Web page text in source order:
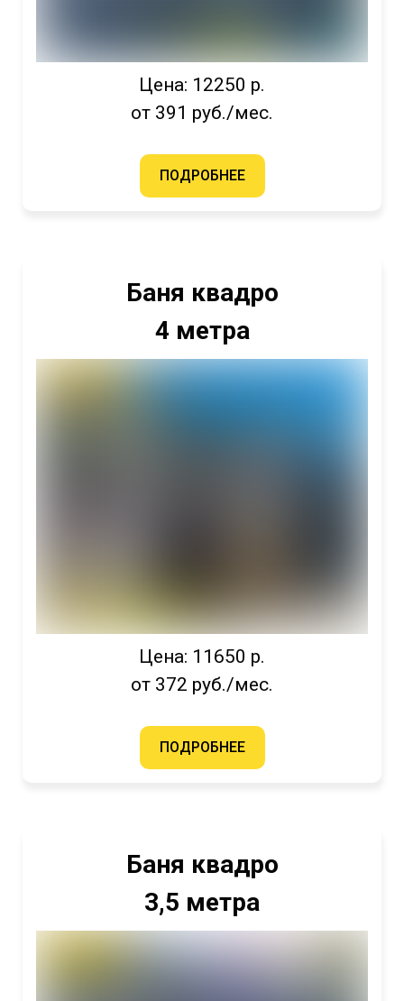
Цена: 12250 р.
от 391 руб./мес.
ПОДРОБНЕЕ
Баня квадро
4 метра
Цена: 11650 р.
от 372 руб./мес.
ПОДРОБНЕЕ
Баня квадро
3,5 метра